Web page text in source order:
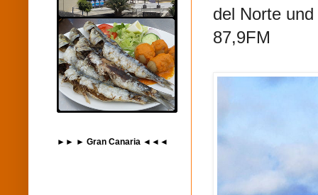
del Norte
87,9FM
►► ► Gran Canaria ◄◄◄